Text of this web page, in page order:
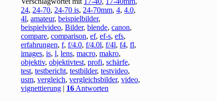
24, 24-70, 24-70 is, 24-70mm,4,4.0,
4l,amateur,beispielbilder,
beispielvideo,Bilder,blende,canon,
compare,comparison,ef,ef-s,efs,
erfahrungen,f,f/4.0,f/4.0l,f/4l,f4,fl,
images,is,l,lens,macro,makro,
objektiv,objektivtest,profi,schärfe,
test,testbericht,testbilder,testvideo,
usm,vergleich,vergleichsbilder,video,
vignettierung | 16 Antworten